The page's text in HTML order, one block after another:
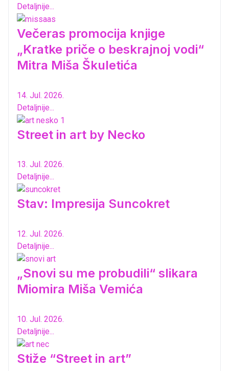
Detaljnije...
Večeras promocija knjige
„Kratke priče o beskrajnoj vodi“
Mitra Miša Škuletića
14. Jul. 2026.
Detaljnije...
Street in art by Necko
13. Jul. 2026.
Detaljnije...
Stav: Impresija Suncokret
12. Jul. 2026.
Detaljnije...
„Snovi su me probudili“ slikara
Miomira Miša Vemića
10. Jul. 2026.
Detaljnije...
Stiže “Street in art”